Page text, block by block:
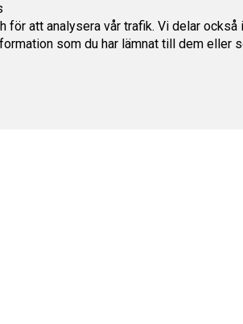
att analysera vår trafik. Vi delar också
som du har lämnat till dem eller